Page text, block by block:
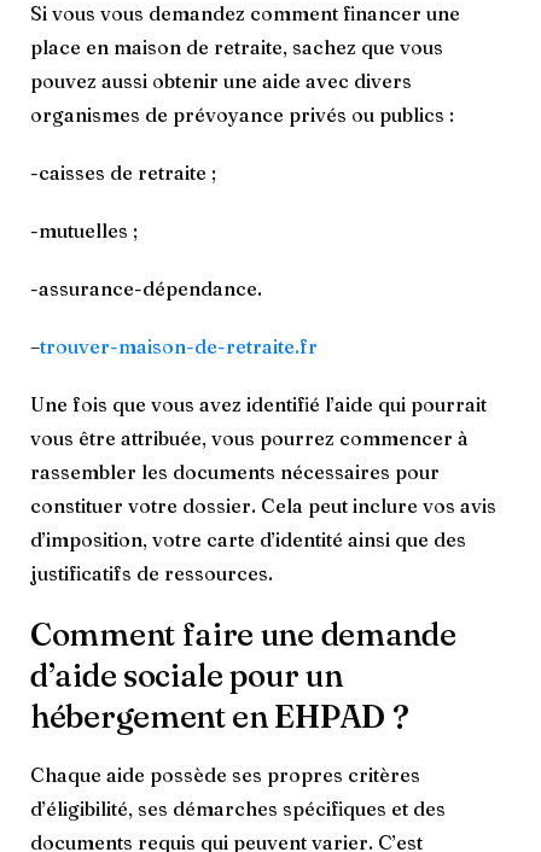
Si vous vous demandez comment financer une
place en maison de retraite, sachez que vous
pouvez aussi obtenir une aide avec divers
organismes de prévoyance privés ou publics :
-caisses de retraite ;
-mutuelles ;
-assurance-dépendance.
–trouver-maison-de-retraite.fr
Une fois que vous avez identifié l’aide qui pourrait
vous être attribuée, vous pourrez commencer à
rassembler les documents nécessaires pour
constituer votre dossier. Cela peut inclure vos avis
d’imposition, votre carte d’identité ainsi que des
justificatifs de ressources.
Comment faire une demande
d’aide sociale pour un
hébergement en EHPAD ?
Chaque aide possède ses propres critères
d’éligibilité, ses démarches spécifiques et des
documents requis qui peuvent varier. C’est